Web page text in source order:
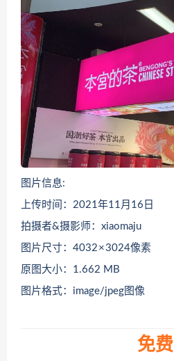
图片信息:
上传时间：2021年11月16日
拍摄者&摄影师：xiaomaju
图片尺寸：4032 × 3024像素
原图大小：1.662 MB
图片格式：image/jpeg图像
免费